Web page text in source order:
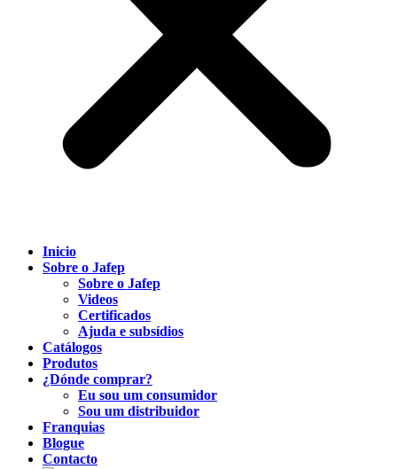
Inicio
Sobre o Jafep
Sobre o Jafep
Videos
Certificados
Ajuda e subsídios
Catálogos
Produtos
¿Dónde comprar?
Eu sou um consumidor
Sou um distribuidor
Franquias
Blogue
Contacto